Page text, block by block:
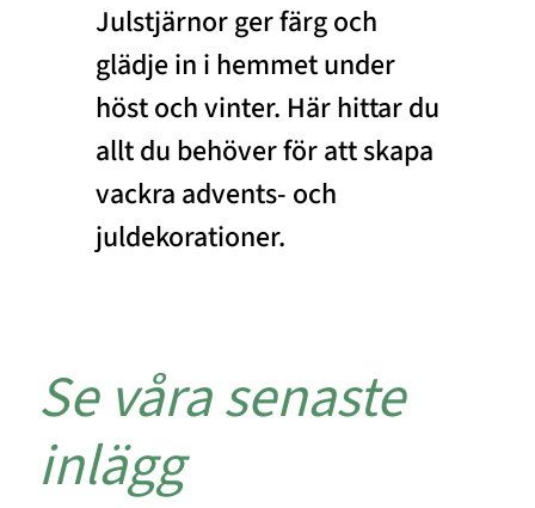
Julstjärnor ger färg och
glädje in i hemmet under
höst och vinter. Här hittar du
allt du behöver för att skapa
vackra advents- och
juldekorationer.
Se våra senaste
inlägg